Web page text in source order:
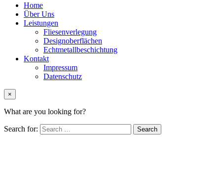
Home
Über Uns
Leistungen
Fliesenverlegung
Designoberflächen
Echtmetallbeschichtung
Kontakt
Impressum
Datenschutz
×
What are you looking for?
Search for: